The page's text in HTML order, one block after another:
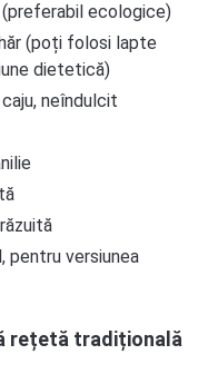
ecologice)
(poți folosi lapte
dietetică)
neîndulcit
pentru versiunea
rețetă tradițională